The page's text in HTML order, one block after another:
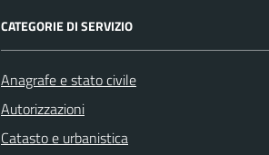
CATEGORIE DI SERVIZIO
Anagrafe e stato civile
Autorizzazioni
Catasto e urbanistica